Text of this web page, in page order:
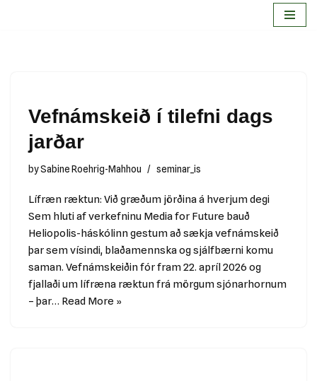
Vefnámskeið í tilefni dags
jarðar
bySabine Roehrig-Mahhou seminar_is
Lífræn ræktun: Við græðum jörðina á hverjum degi
Sem hluti af verkefninu Media for Future bauð
Heliopolis-háskólinn gestum að sækja vefnámskeið
þar sem vísindi, blaðamennska og sjálfbærni komu
saman. Vefnámskeiðin fór fram 22. apríl 2026 og
fjallaði um lífræna ræktun frá mörgum sjónarhornum
– þar… Read More »